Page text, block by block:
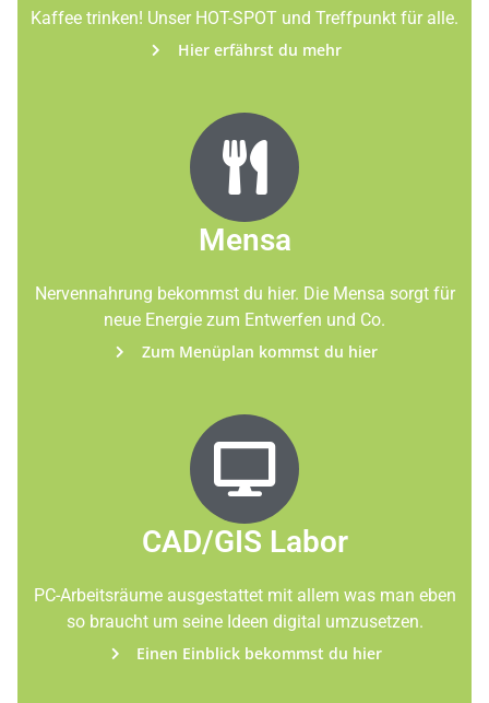
Kaffee trinken! Unser HOT-SPOT und Treffpunkt für alle.
Hier erfährst du mehr
Mensa
Nervennahrung bekommst du hier. Die Mensa sorgt für
neue Energie zum Entwerfen und Co.
Zum Menüplan kommst du hier
CAD/GIS Labor
PC-Arbeitsräume ausgestattet mit allem was man eben
so braucht um seine Ideen digital umzusetzen.
Einen Einblick bekommst du hier